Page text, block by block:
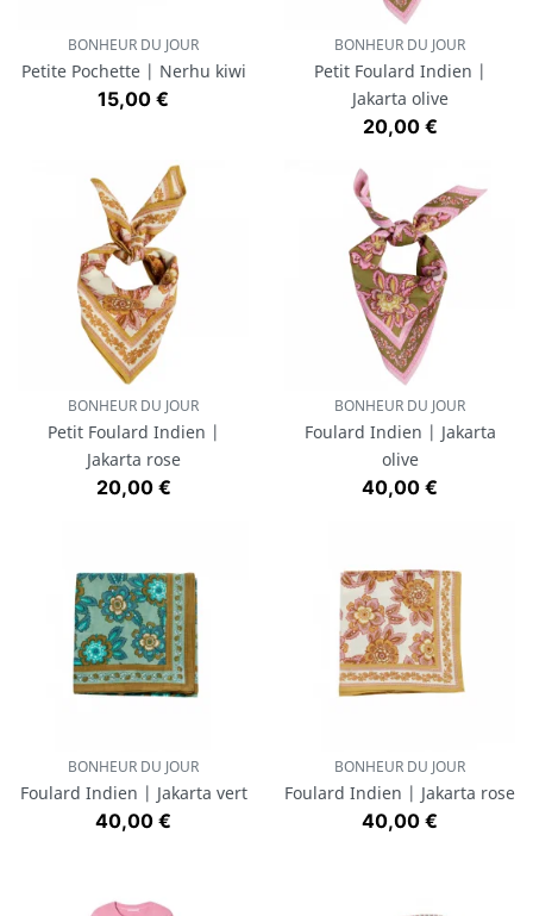
BONHEUR DU JOUR
Petite Pochette | Nerhu kiwi
Prix
15,00 €
BONHEUR DU JOUR
Petit Foulard Indien |
Jakarta olive
Prix
20,00 €
BONHEUR DU JOUR
Petit Foulard Indien |
Jakarta rose
Prix
20,00 €
BONHEUR DU JOUR
Foulard Indien | Jakarta
olive
Prix
40,00 €
BONHEUR DU JOUR
Foulard Indien | Jakarta vert
Prix
40,00 €
BONHEUR DU JOUR
Foulard Indien | Jakarta rose
Prix
40,00 €